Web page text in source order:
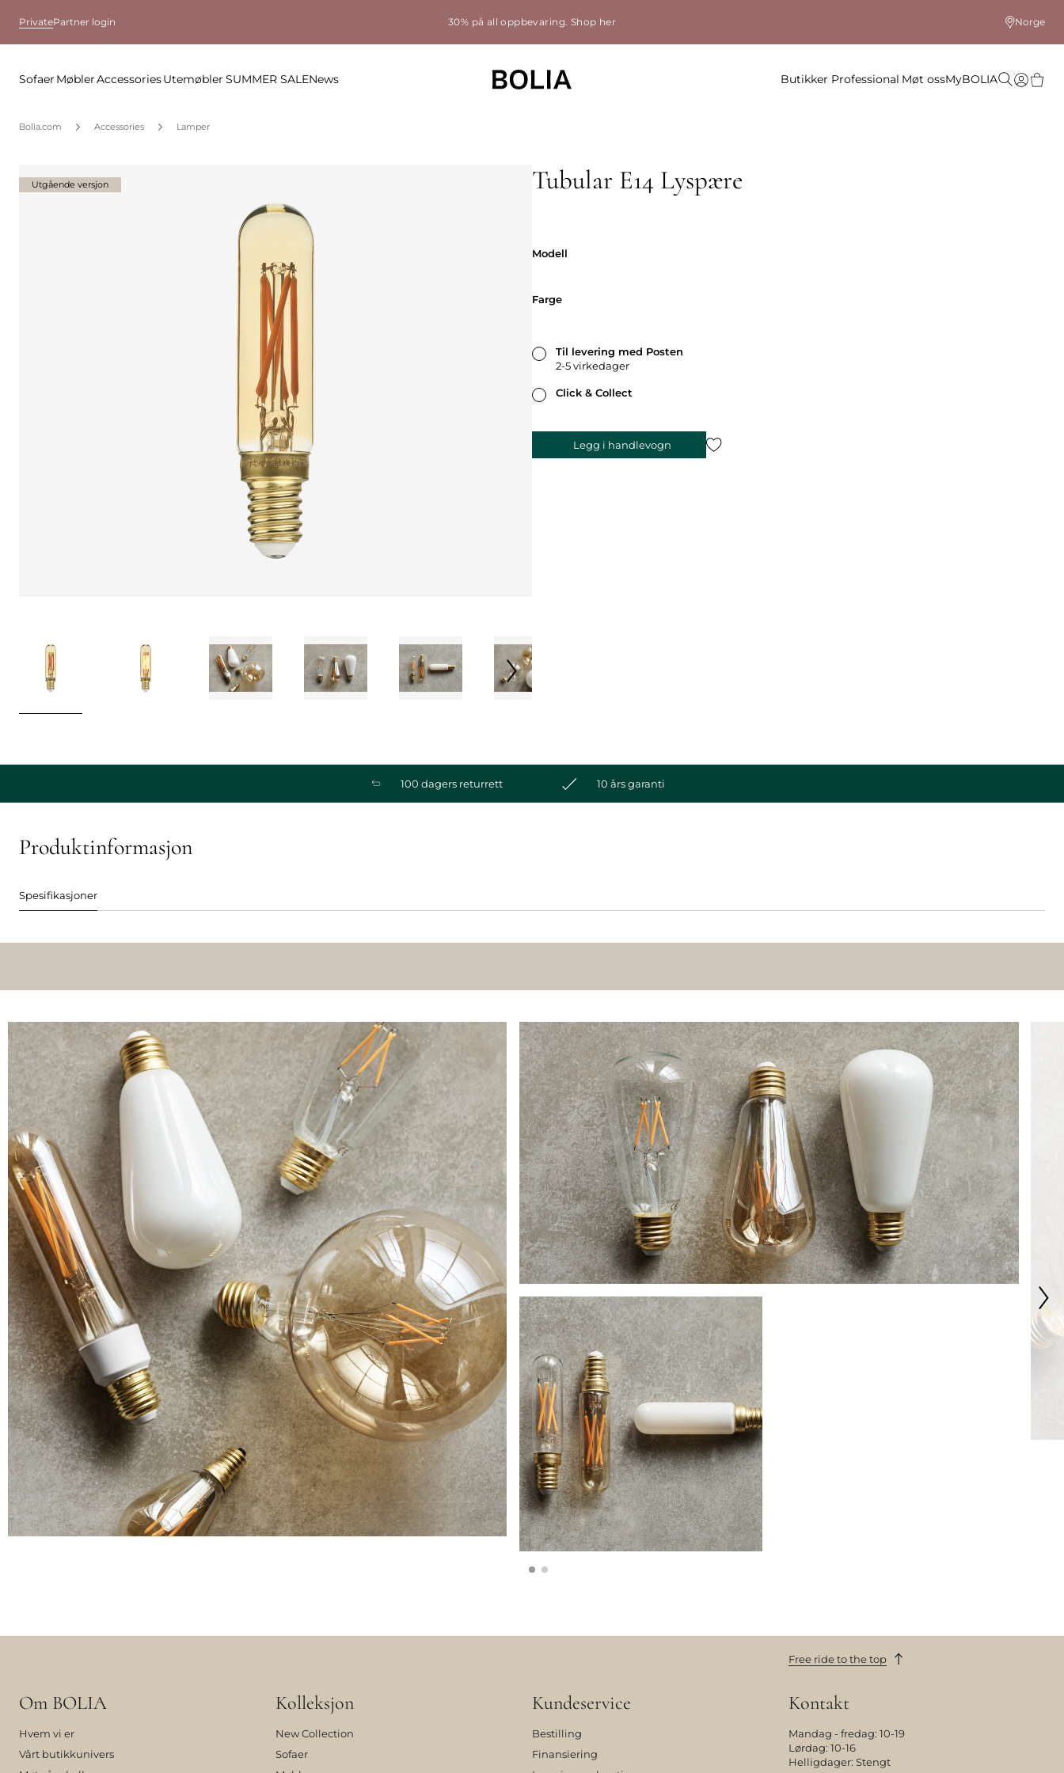
PrivatePartner login 30% på all oppbevaring. Shop her Norge
Sofaer MøblerAccessoriesUtemøbler SUMMER SALENews Butikker Professional Møt ossMyBOLIA
Bolia.com Accessories Lamper
Tubular E14 Lyspære
Modell
Farge
Til levering med Posten
2-5 virkedager
Click & Collect
Legg i handlevogn
Utgående versjon Utgående versjon
100 dagers returrett 10 års garanti
Produktinformasjon
Spesifikasjoner
Free ride to the top
Om BOLIA
Hvem vi er
Vårt butikkunivers
Kolleksjon
New Collection
Sofaer
Kundeservice
Bestilling
Finansiering
Kontakt
Mandag - fredag: 10-19
Lørdag: 10-16
Helligdager: Stengt